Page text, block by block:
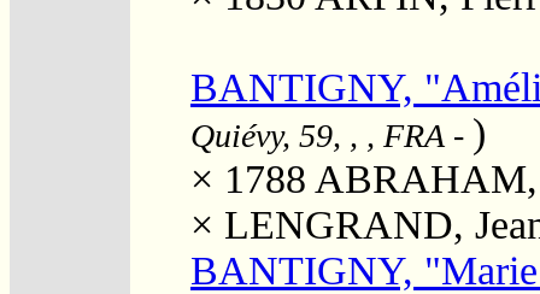
BANTIGNY,
Quiévy, 59, , , FRA - )
× 1788 ABRAHAM,
× LENGRAND,
BANTIGNY,